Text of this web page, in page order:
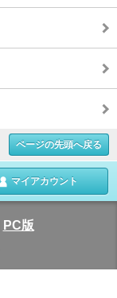
ページの先頭へ戻る
マイアカウント
PC版